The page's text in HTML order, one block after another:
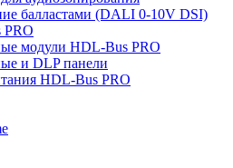
балластами (DALI 0-10V DSI)
модули HDL-Bus PRO
и DLP панели
HDL-Bus PRO